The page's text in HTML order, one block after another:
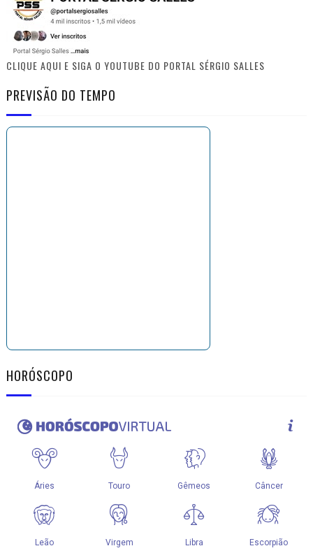
CLIQUE AQUI E SIGA O YOUTUBE DO PORTAL SÉRGIO SALLES
PREVISÃO DO TEMPO
HORÓSCOPO